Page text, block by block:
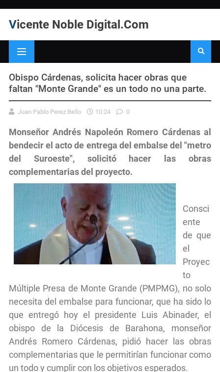
Vicente Noble Digital.Com
Obispo Cárdenas, solicita hacer obras que
faltan "Monte Grande" es un todo no una parte.
Juan Pablo Perez Bello 10:24 0
Monseñor Andrés Napoleón Romero Cárdenas al
bendecir el acto de entrega del embalse del "metro
del Suroeste", solicitó hacer las obras
complementarias del proyecto.
Consci
ente
de que
el
Proyec
to
Múltiple Presa de Monte Grande (PMPMG), no solo
necesita del embalse para funcionar, que ha sido lo
que entregó hoy el presidente Luis Abinader, el
obispo de la Diócesis de Barahona, monseñor
Andrés Romero Cárdenas, pidió hacer las obras
complementarias que le permitirían funcionar como
un todo y cumplir con los objetivos esperados.